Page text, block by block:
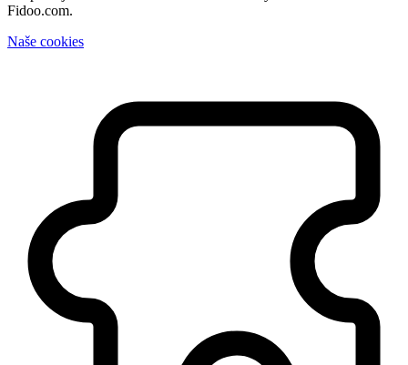
Fidoo.com.
Naše cookies